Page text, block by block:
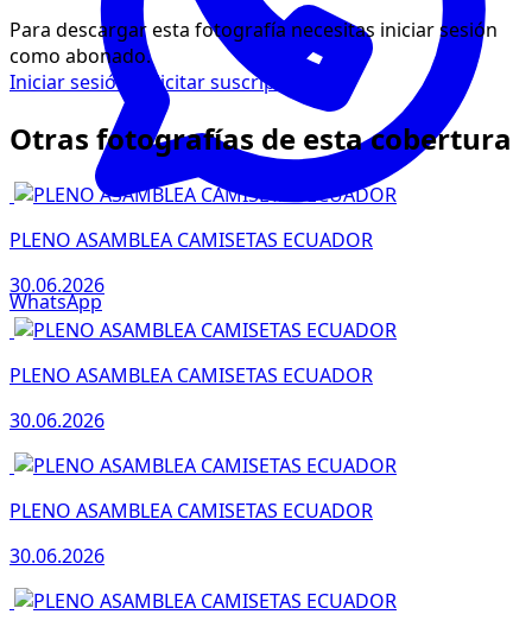
WhatsApp
Para descargar esta fotografía necesitas iniciar sesión
como abonado.
Iniciar sesión
Solicitar suscripción
Otras fotografías de esta cobertura
PLENO ASAMBLEA CAMISETAS ECUADOR
30.06.2026
PLENO ASAMBLEA CAMISETAS ECUADOR
30.06.2026
PLENO ASAMBLEA CAMISETAS ECUADOR
30.06.2026